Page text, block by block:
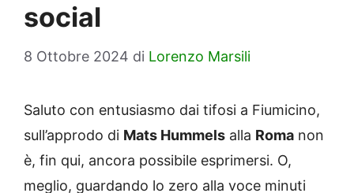
social
8 Ottobre 2024 di Lorenzo Marsili
Saluto con entusiasmo dai tifosi a Fiumicino,
sull’approdo di Mats Hummels alla Roma non
è, fin qui, ancora possibile esprimersi. O,
meglio, guardando lo zero alla voce minuti